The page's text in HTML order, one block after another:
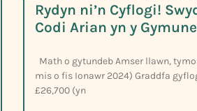
Rydyn ni’n Cyflogi!
Codi Arian yn y
Math o gytundeb Amser llawn,
mis o fis Ionawr 2024) Graddfa
£26,700 (yn